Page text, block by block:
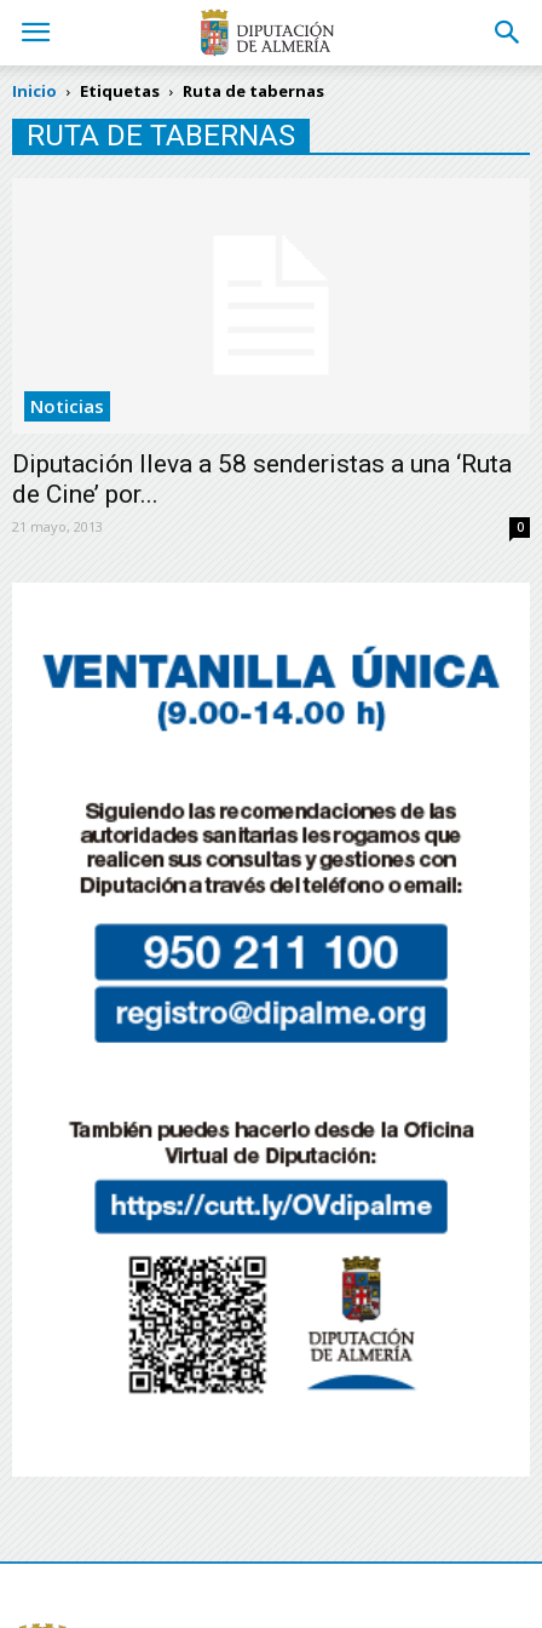
Inicio Etiquetas Ruta de tabernas
RUTA DE TABERNAS
Noticias
Diputación lleva a 58 senderistas a una ‘Ruta
de Cine’ por...
21 mayo, 2013 0